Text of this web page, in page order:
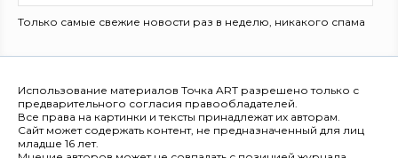
Только самые свежие новости раз в неделю, никакого спама
Использование материалов Точка ART разрешено только с
предварительного согласия правообладателей.
Все права на картинки и тексты принадлежат их авторам.
Сайт может содержать контент, не предназначенный для лиц
младше 16 лет.